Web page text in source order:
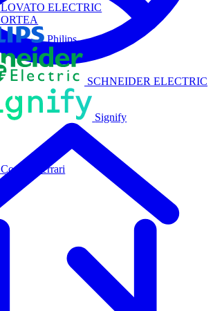
LOVATO ELECTRIC
ORTEA
Philips
SCHNEIDER ELECTRIC
Signify
Comoli Ferrari